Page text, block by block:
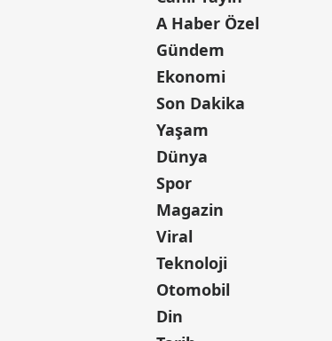
A Haber Özel
Gündem
Ekonomi
Son Dakika
Yaşam
Dünya
Spor
Magazin
Viral
Teknoloji
Otomobil
Din